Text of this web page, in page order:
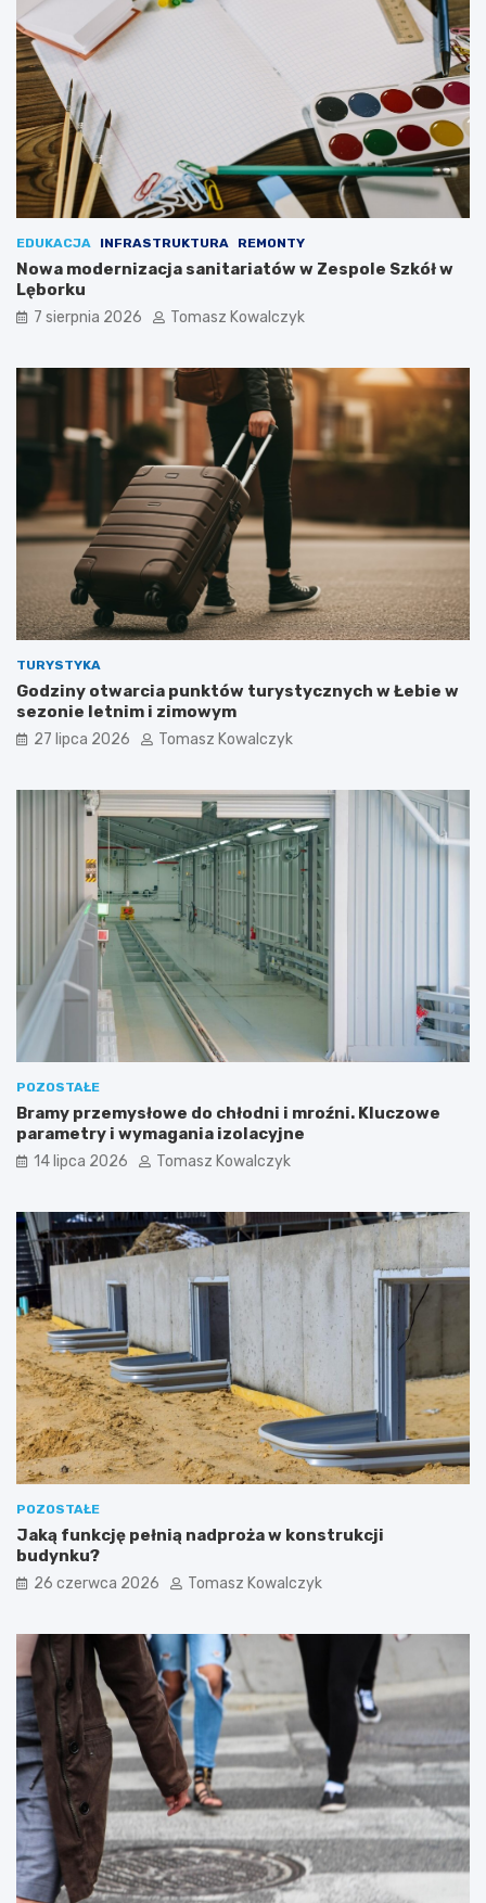
EDUKACJA INFRASTRUKTURA REMONTY
Nowa modernizacja sanitariatów w Zespole Szkół w
Lęborku
7 sierpnia 2026 Tomasz Kowalczyk
TURYSTYKA
Godziny otwarcia punktów turystycznych w Łebie w
sezonie letnim i zimowym
27 lipca 2026 Tomasz Kowalczyk
POZOSTAŁE
Bramy przemysłowe do chłodni i mroźni. Kluczowe
parametry i wymagania izolacyjne
14 lipca 2026 Tomasz Kowalczyk
POZOSTAŁE
Jaką funkcję pełnią nadproża w konstrukcji
budynku?
26 czerwca 2026 Tomasz Kowalczyk